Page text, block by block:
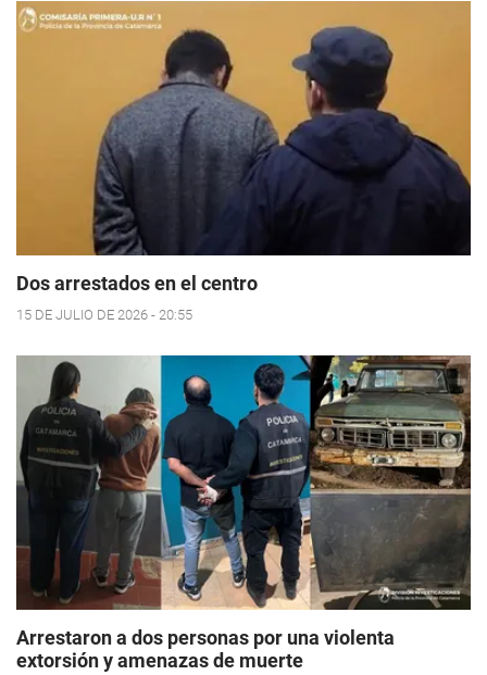
Dos arrestados en el centro
15 DE JULIO DE 2026 - 20:55
Arrestaron a dos personas por una violenta
extorsión y amenazas de muerte